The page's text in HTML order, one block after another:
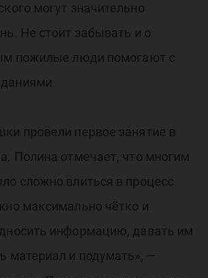
могут значительно
Не стоит забывать и о
пожилые люди помогают с
провели первое занятие в
Полина отмечает, что многим
сложно влиться в процесс
максимально чётко и
информацию, давать им
материал и подумать», —